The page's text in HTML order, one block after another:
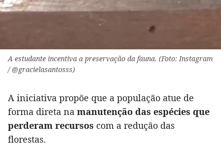
A estudante incentiva a preservação da fauna. (Foto: Instagram
/ @gracielasantosss)
A iniciativa propõe que a população atue de
forma direta na manutenção das espécies que
perderam recursos com a redução das
florestas.